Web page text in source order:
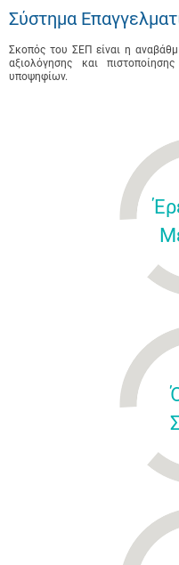
Σύστημα
Σκοπός του ΣΕΠ είναι η
αξιολόγησης και
υποψηφίων.